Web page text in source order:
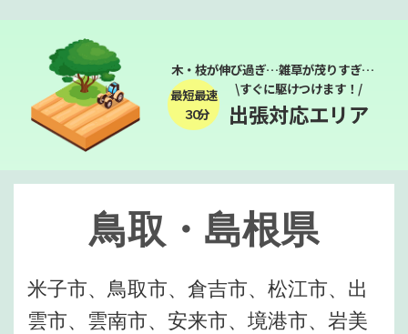
木・枝が伸び過ぎ…雑草が茂りすぎ…
最短最速
３０分
\すぐに駆けつけます！/
出張対応エリア
鳥取・島根県
米子市、鳥取市、倉吉市、松江市、出
雲市、雲南市、安来市、境港市、岩美